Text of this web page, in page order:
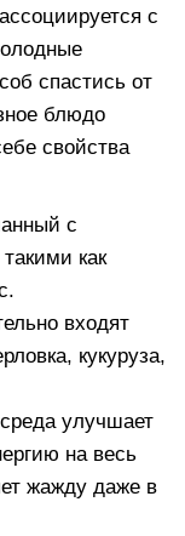
с
спастись от
блюдо
свойства
с
как
входят
кукуруза,
улучшает
на весь
жажду даже в